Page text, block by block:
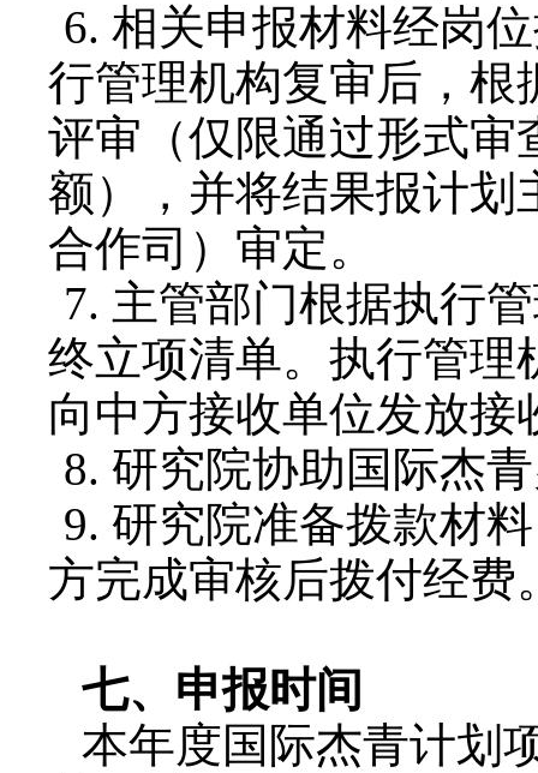
6.相关申报材料经岗
行管理机构复审后，根
评审（仅限通过形式审
额），并将结果报计划
合作司）审定。
7. 主管部门根据执行
终立项清单。执行管理
向中方接收单位发放接
8.研究院协助国际杰
9.研究院准备拨款材
方完成审核后拨付经费
七、申报时间
本年度国际杰青计划